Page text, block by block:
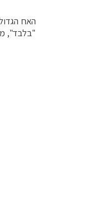
האח
"בלבד",